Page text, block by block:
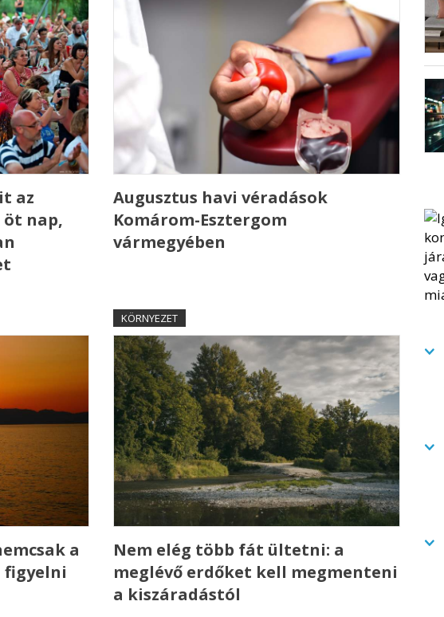
az
öt nap,
Augusztus havi véradások
Komárom-Esztergom
vármegyében
a
KÖRNYEZET
Nem elég több fát ültetni: a
meglévő erdőket kell megmenteni
a kiszáradástól